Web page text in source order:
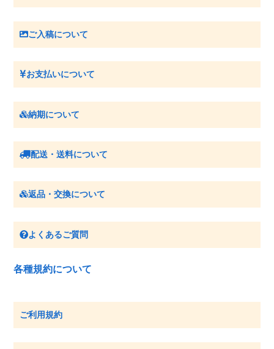
ご入稿について
お支払いについて
納期について
配送・送料について
返品・交換について
よくあるご質問
各種規約について
ご利用規約